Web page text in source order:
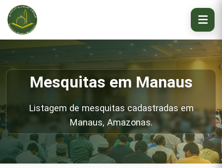
Mesquitas em Manaus
Listagem de mesquitas cadastradas em
Manaus, Amazonas.